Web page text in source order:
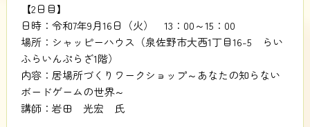
【2日目】
日時：令和7年9月16日（火） 13：00～15：00
場所：シャッピーハウス（泉佐野市大西1丁目16-5 らい
ふらいんぷらざ1階）
内容：居場所づくりワークショップ～あなたの知らない
ボードゲームの世界～
講師：岩田 光宏 氏